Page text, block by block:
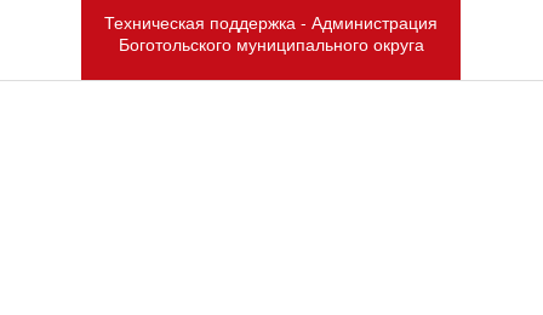
Техническая поддержка - Администрация
Боготольского муниципального округа